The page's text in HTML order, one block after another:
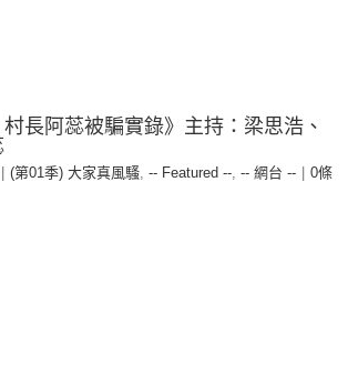
村長阿蕊被騙實錄》主持：梁思浩、
(第01季) 大家真風騷, -- Featured --, -- 網台 --
0條